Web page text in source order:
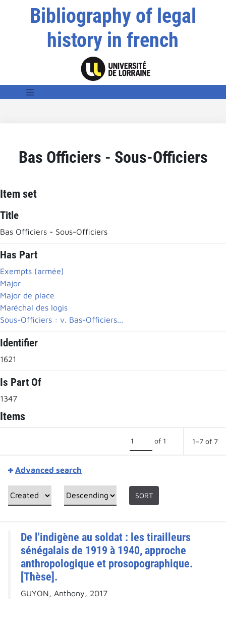
Bibliography of legal
history in french
Bas Officiers - Sous-Officiers
Item set
Title
Bas Officiers - Sous-Officiers
Has Part
Exempts (armée)
Major
Major de place
Maréchal des logis
Sous-Officiers : v. Bas-Officiers...
Identifier
1621
Is Part Of
1347
Items
of 1 1–7 of 7
Advanced search
SORT
De l'indigène au soldat : les tirailleurs
sénégalais de 1919 à 1940, approche
anthropologique et prosopographique.
[Thèse].
GUYON, Anthony, 2017